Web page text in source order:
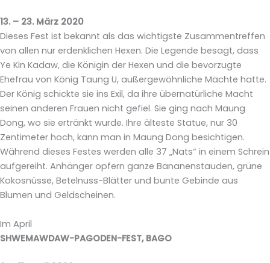
13. – 23. März 2020
Dieses Fest ist bekannt als das wichtigste Zusammentreffen
von allen nur erdenklichen Hexen. Die Legende besagt, dass
Ye Kin Kadaw, die Königin der Hexen und die bevorzugte
Ehefrau von König Taung U, außergewöhnliche Mächte hatte.
Der König schickte sie ins Exil, da ihre übernatürliche Macht
seinen anderen Frauen nicht gefiel. Sie ging nach Maung
Dong, wo sie ertränkt wurde. Ihre älteste Statue, nur 30
Zentimeter hoch, kann man in Maung Dong besichtigen.
Während dieses Festes werden alle 37 „Nats“ in einem Schrein
aufgereiht. Anhänger opfern ganze Bananenstauden, grüne
Kokosnüsse, Betelnuss-Blätter und bunte Gebinde aus
Blumen und Geldscheinen.
Im April
SHWEMAWDAW-PAGODEN-FEST, BAGO